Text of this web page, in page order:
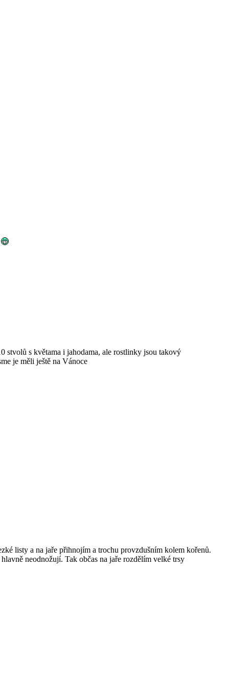
stvolů s květama i jahodama, ale rostlinky jsou takový
je měli ještě na Vánoce
listy a na jaře přihnojím a trochu provzdušním kolem kořenů.
neodnožují. Tak občas na jaře rozdělím velké trsy